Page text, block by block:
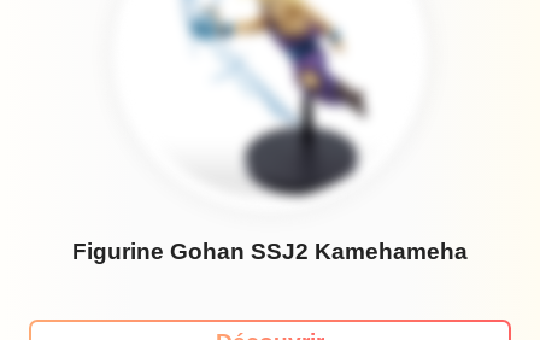
Figurine Gohan SSJ2 Kamehameha